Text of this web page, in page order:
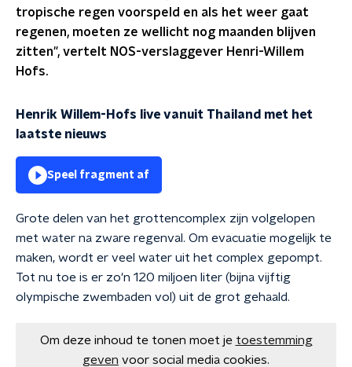
tropische regen voorspeld en als het weer gaat
regenen, moeten ze wellicht nog maanden blijven
zitten", vertelt NOS-verslaggever Henri-Willem
Hofs.
Henrik Willem-Hofs live vanuit Thailand met het
laatste nieuws
Speel fragment af
Grote delen van het grottencomplex zijn volgelopen
met water na zware regenval. Om evacuatie mogelijk te
maken, wordt er veel water uit het complex gepompt.
Tot nu toe is er zo'n 120 miljoen liter (bijna vijftig
olympische zwembaden vol) uit de grot gehaald.
Om deze inhoud te tonen moet je toestemming
geven voor social media cookies.